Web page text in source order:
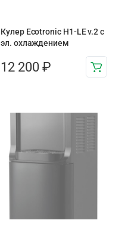
Кулер Ecotronic H1-LE v.2 с
эл. охлаждением
12 200 ₽